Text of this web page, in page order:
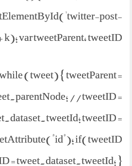
post-
k); var tweetParent, tweetID;
(tweet) { tweetParent =
//tweetID =
tweetID =
if(tweetID
= tweet.dataset.tweetId; }